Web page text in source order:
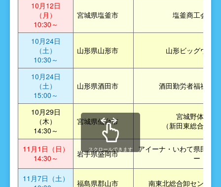
10月12日
（月）
10:30～
宮城県塩釜市 塩釜商工会議所
10月24日
（土）
10:30～
山形県山形市 山形ビッグウイ
10月24日
（土）
15:00～
山形県酒田市 酒田勤労者福祉セ
10月29日
（木）
14:30～
宮城県仙台市
宮城野体育館
（新田東総合運動
11月1日（日）
14:30～
岩手県盛岡市
アイーナ・いわて県民情
ー
11月7日（土）
福島県郡山市 南東北総合卸センター
スクロールできます